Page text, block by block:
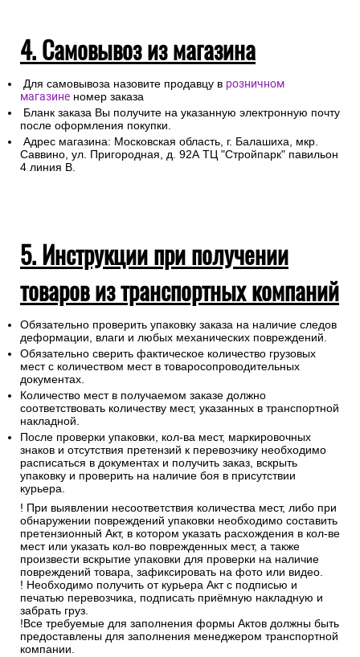
4. Самовывоз из магазина
Для самовывоза назовите продавцу в розничном
магазине номер заказа
Бланк заказа Вы получите на указанную электронную почту
после оформления покупки.
Адрес магазина: Московская область, г. Балашиха, мкр.
Саввино, ул. Пригородная, д. 92А ТЦ "Стройпарк" павильон
4 линия В.
5. Инструкции при получении
товаров из транспортных компаний
Обязательно проверить упаковку заказа на наличие следов
деформации, влаги и любых механических повреждений.
Обязательно сверить фактическое количество грузовых
мест с количеством мест в товаросопроводительных
документах.
Количество мест в получаемом заказе должно
соответствовать количеству мест, указанных в транспортной
накладной.
После проверки упаковки, кол-ва мест, маркировочных
знаков и отсутствия претензий к перевозчику необходимо
расписаться в документах и получить заказ, вскрыть
упаковку и проверить на наличие боя в присутствии
курьера.
! При выявлении несоответствия количества мест, либо при
обнаружении повреждений упаковки необходимо составить
претензионный Акт, в котором указать расхождения в кол-ве
мест или указать кол-во поврежденных мест, а также
произвести вскрытие упаковки для проверки на наличие
повреждений товара, зафиксировать на фото или видео.
! Необходимо получить от курьера Акт с подписью и
печатью перевозчика, подписать приёмную накладную и
забрать груз.
!Все требуемые для заполнения формы Актов должны быть
предоставлены для заполнения менеджером транспортной
компании.